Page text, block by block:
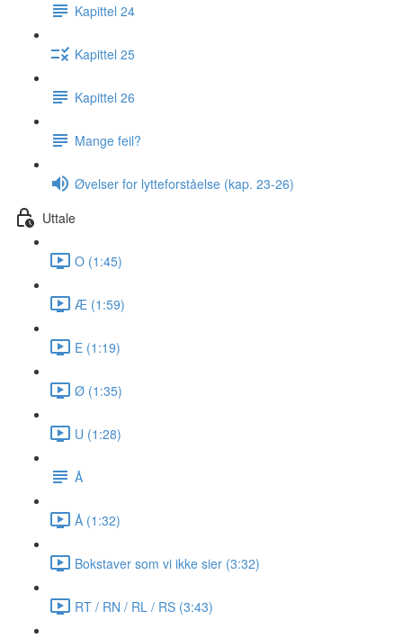
Kapittel 24
Kapittel 25
Kapittel 26
Mange feil?
Øvelser for lytteforståelse (kap. 23-26)
Uttale
O (1:45)
Æ (1:59)
E (1:19)
Ø (1:35)
U (1:28)
Å
Å (1:32)
Bokstaver som vi ikke sier (3:32)
RT / RN / RL / RS (3:43)